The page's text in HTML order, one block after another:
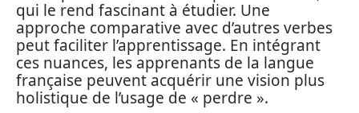
qui le rend fascinant à étudier. Une
approche comparative avec d’autres verbes
peut faciliter l’apprentissage. En intégrant
ces nuances, les apprenants de la langue
française peuvent acquérir une vision plus
holistique de l’usage de « perdre ».